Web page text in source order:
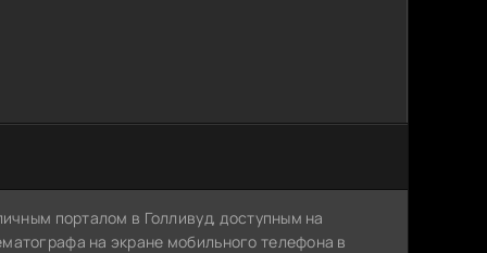
порталом в Голливуд, доступным на
на экране мобильного телефона в